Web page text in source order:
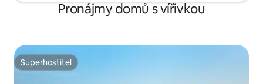
Pronájmy domů s vířivkou
Superhostitel
Superhostitel